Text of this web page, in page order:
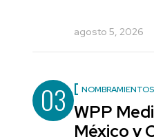
agosto 5, 2026
03 NOMBRAMIENTOS
WPP
México y